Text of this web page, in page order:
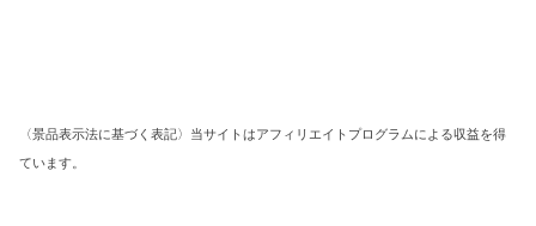
〈景品表示法に基づく表記〉当サイトはアフィリエイトプログラムによる収益を得
ています。